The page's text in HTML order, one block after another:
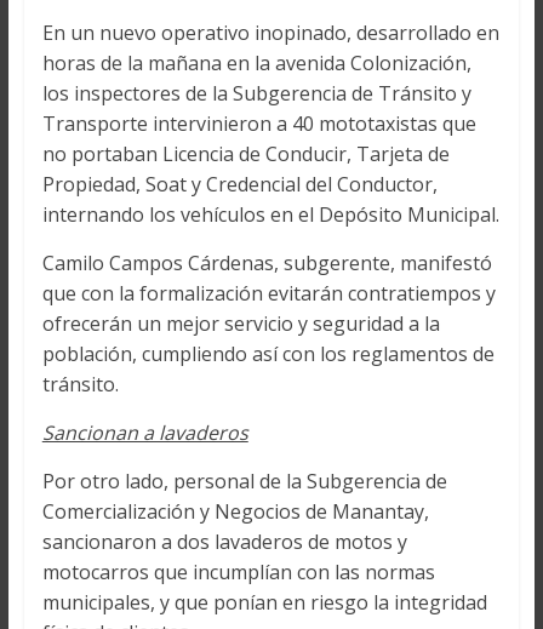
En un nuevo operativo inopinado, desarrollado en
horas de la mañana en la avenida Colonización,
los inspectores de la Subgerencia de Tránsito y
Transporte intervinieron a 40 mototaxistas que
no portaban Licencia de Conducir, Tarjeta de
Propiedad, Soat y Credencial del Conductor,
internando los vehículos en el Depósito Municipal.
Camilo Campos Cárdenas, subgerente, manifestó
que con la formalización evitarán contratiempos y
ofrecerán un mejor servicio y seguridad a la
población, cumpliendo así con los reglamentos de
tránsito.
Sancionan a lavaderos
Por otro lado, personal de la Subgerencia de
Comercialización y Negocios de Manantay,
sancionaron a dos lavaderos de motos y
motocarros que incumplían con las normas
municipales, y que ponían en riesgo la integridad